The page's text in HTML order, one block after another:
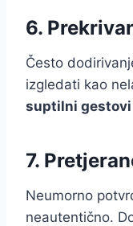
6.
Često
izgledati kao
suptilni
7.
Neumorno
neautentično.